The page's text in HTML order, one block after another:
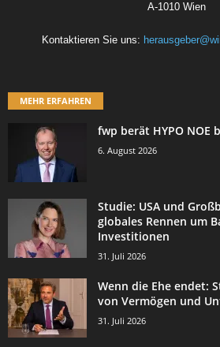
A-1010 Wien
Kontaktieren Sie uns:
MEHR ERFAHREN
fwp berät HYPO NOE
6. August 2026
Studie: USA und
globales Rennen um
Investitionen
31. Juli 2026
Wenn die Ehe endet:
von Vermögen und
31. Juli 2026